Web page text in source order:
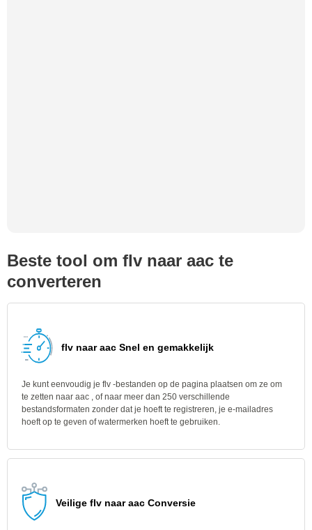
Beste tool om flv naar aac te
converteren
flv naar aac Snel en gemakkelijk
Je kunt eenvoudig je flv -bestanden op de pagina plaatsen om ze om
te zetten naar aac , of naar meer dan 250 verschillende
bestandsformaten zonder dat je hoeft te registreren, je e-mailadres
hoeft op te geven of watermerken hoeft te gebruiken.
Veilige flv naar aac Conversie